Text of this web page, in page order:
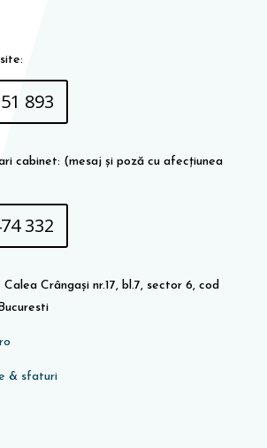
893
cabinet: (mesaj și poză cu afecțiunea
332
Calea Crângași nr.17, bl.7, sector 6, cod
& sfaturi